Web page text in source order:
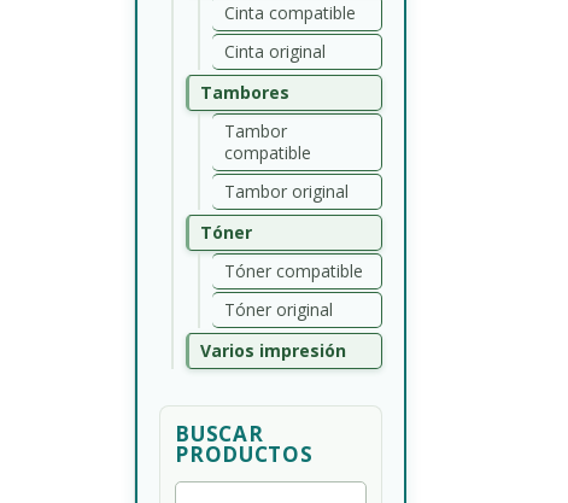
Cinta compatible
Cinta original
Tambores
Tambor
compatible
Tambor original
Tóner
Tóner compatible
Tóner original
Varios impresión
BUSCAR
PRODUCTOS
Buscar